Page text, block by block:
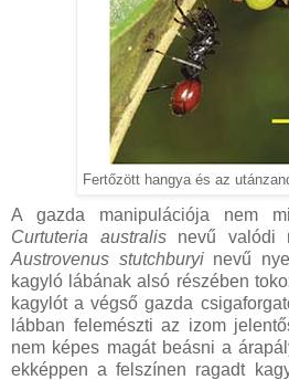
Fertőzött hangya és az
A gazda manipulációja nem
Curtuteria australisnevű valódi
Austrovenus stutchburyinevű
kagyló lábának alsó részében
kagylót a végső gazda
lábban felemészti az izom
nem képes magát beásni a
ekképpen a felszínen ragadt